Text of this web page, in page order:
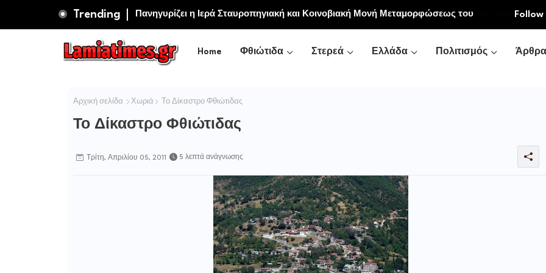
Trending ΚΚΕ: Το “προσάναµµα” για τις μεγάλες πυρκαγιές είναι οι τεράστιες ελλείψεις σε µέσα Follow
Home Φθιώτιδα Στερεά Ελλάδα Πολιτισμός
Αρχική σελίδα Χωριά Το Δίκαστρο Φθιώτιδας
Το Δίκαστρο Φθιώτιδας
Τρίτη, Απριλίου 05, 2011 5 λεπτά ανάγνωσης